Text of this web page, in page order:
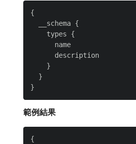
{
  __schema {
    types {
      name
      description
    }
  }
範例結果
{